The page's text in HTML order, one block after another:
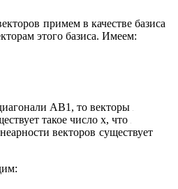
примем в качестве базиса
этого базиса. Имеем:
АВ1, то векторы
такое число х, что
векторов существует